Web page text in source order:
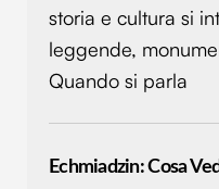
storia e cultura si
leggende,
Quando si parla
Echmiadzin: Cosa